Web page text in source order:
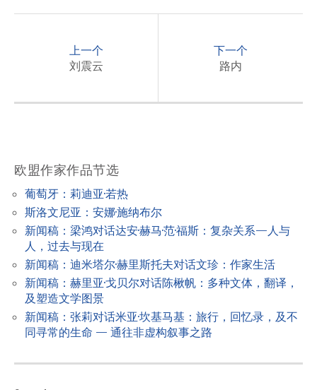
v
i
g
a
i
n
上一个
刘震云
下一个
路内
欧盟作家作品节选
葡萄牙：莉迪亚·若热
斯洛文尼亚：安娜·施纳布尔
新闻稿：梁鸿对话达安·赫马·范·福斯：复杂关系—人与
人，过去与现在
新闻稿：迪米塔尔·赫里斯托夫对话文珍：作家生活
新闻稿：赫里亚·戈贝尔对话陈楸帆：多种文体，翻译，
及塑造文学图景
新闻稿：张莉对话米亚·坎基马基：旅行，回忆录，及不
同寻常的生命 — 通往非虚构叙事之路